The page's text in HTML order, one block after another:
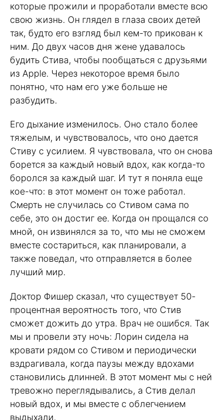
которые прожили и проработали вместе всю
свою жизнь. Он глядел в глаза своих детей
так, будто его взгляд был кем-то прикован к
ним. До двух часов дня жене удавалось
будить Стива, чтобы пообщаться с друзьями
из Apple. Через некоторое время было
понятно, что нам его уже больше не
разбудить.
Его дыхание изменилось. Оно стало более
тяжелым, и чувствовалось, что оно дается
Стиву с усилием. Я чувствовала, что он снова
борется за каждый новый вдох, как когда-то
боролся за каждый шаг. И тут я поняла еще
кое-что: в этот момент он тоже работал.
Смерть не случилась со Стивом сама по
себе, это он достиг ее. Когда он прощался со
мной, он извинялся за то, что мы не сможем
вместе состариться, как планировали, а
также поведал, что отправляется в более
лучший мир.
Доктор Фишер сказал, что существует 50-
процентная вероятность того, что Стив
сможет дожить до утра. Врач не ошибся. Так
мы и провели эту ночь: Лорин сидела на
кровати рядом со Стивом и периодически
вздрагивала, когда паузы между вдохами
становились длинней. В этот момент мы с ней
тревожно переглядывались, а Стив делал
новый вдох, и мы вместе с облегчением
выдыхали.